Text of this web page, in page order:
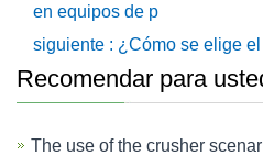
en equipos de p
siguiente : ¿Cómo se elige
Recomendar para
The use of the crusher